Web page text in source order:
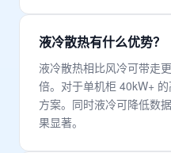
液冷散热有什么优势？
液冷散热相比风冷可带走
倍。对于单机柜 40kW+
方案。同时液冷可降低数
果显著。